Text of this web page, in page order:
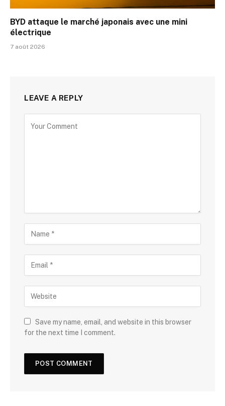
BYD attaque le marché japonais avec une mini
électrique
7 août 2026
LEAVE A REPLY
Save my name, email, and website in this browser
for the next time I comment.